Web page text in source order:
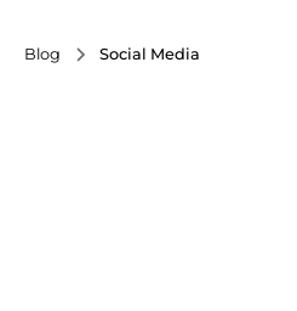
Blog Social Media